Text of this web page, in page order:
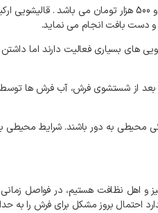
می باشد.قالیشویی
و دست بافت انجام می نماید.
های بسیاری فعالیت دارند اما داشتن
بعد از شستشوی فرش، آب فرش ها توسط
محیطی به دور باشند. شرایط محیطی
و اهل نظافت هستیم، در فواصل زمانی
احتمال بروز مشکل برای فرش را به‌